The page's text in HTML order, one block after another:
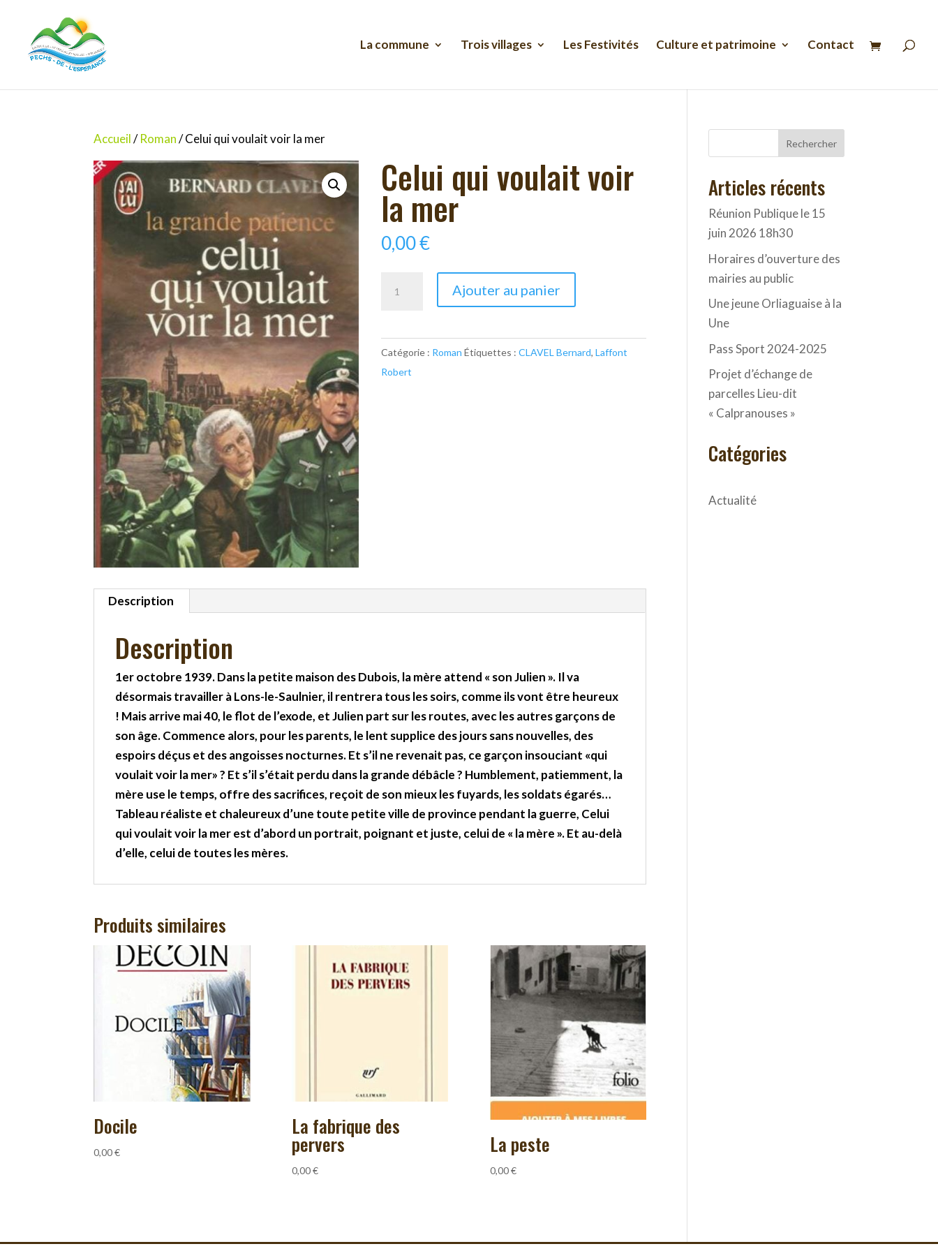
La commune Trois villages Les Festivités Culture et patrimoine Contact
Accueil/Roman/ Celui qui voulait voir la mer
Celui qui voulait voir
la mer
0,00€
qui
voulait
voir
Ajouter au panier
Catégorie : Roman Étiquettes :CLAVEL Bernard,Laffont
Robert
Description
Description
1er octobre 1939. Dans la petite maison des Dubois, la mère attend « son Julien ». Il va
désormais travailler à Lons-le-Saulnier, il rentrera tous les soirs, comme ils vont être heureux
! Mais arrive mai 40, le flot de l’exode, et Julien part sur les routes, avec les autres garçons de
son âge. Commence alors, pour les parents, le lent supplice des jours sans nouvelles, des
espoirs déçus et des angoisses nocturnes. Et s’il ne revenait pas, ce garçon insouciant «qui
voulait voir la mer» ? Et s’il s’était perdu dans la grande débâcle ? Humblement, patiemment, la
mère use le temps, offre des sacrifices, reçoit de son mieux les fuyards, les soldats égarés…
Tableau réaliste et chaleureux d’une toute petite ville de province pendant la guerre, Celui
qui voulait voir la mer est d’abord un portrait, poignant et juste, celui de « la mère ». Et au-delà
d’elle, celui de toutes les mères.
Produits similaires
Docile
0,00€
La fabrique des
pervers
0,00€
La peste
0,00€
Rechercher
Articles récents
Réunion Publique le 15
juin 2026 18h30
Horaires d’ouverture des
mairies au public
Une jeune Orliaguaise à la
Une
Pass Sport 2024-2025
Projet d’échange de
parcelles Lieu-dit
« Calpranouses »
Catégories
Actualité